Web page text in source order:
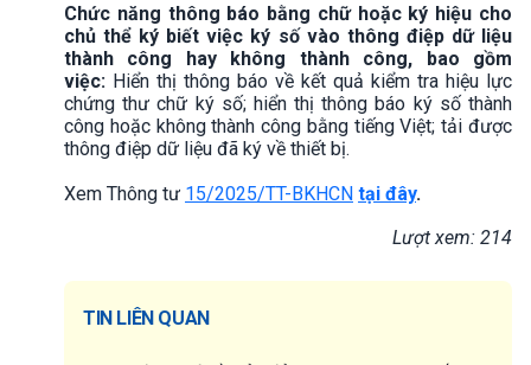
Chức năng thông báo bằng chữ hoặc ký hiệu cho
chủ thể ký biết việc ký số vào thông điệp dữ liệu
thành công hay không thành công, bao gồm
việc: Hiển thị thông báo về kết quả kiểm tra hiệu lực
chứng thư chữ ký số; hiển thị thông báo ký số thành
công hoặc không thành công bằng tiếng Việt; tải được
thông điệp dữ liệu đã ký về thiết bị.
Xem Thông tư 15/2025/TT-BKHCN tại đây.
Lượt xem: 214
TIN LIÊN QUAN